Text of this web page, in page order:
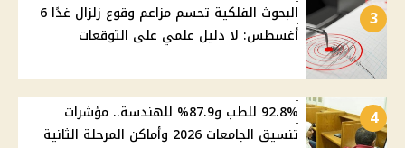
3
البحوث الفلكية تحسم مزاعم وقوع زلزال غدًا 6
أغسطس: لا دليل علمي على التوقعات
4
92.8% للطب و87.9% للهندسة.. مؤشرات
تنسيق الجامعات 2026 وأماكن المرحلة الثانية